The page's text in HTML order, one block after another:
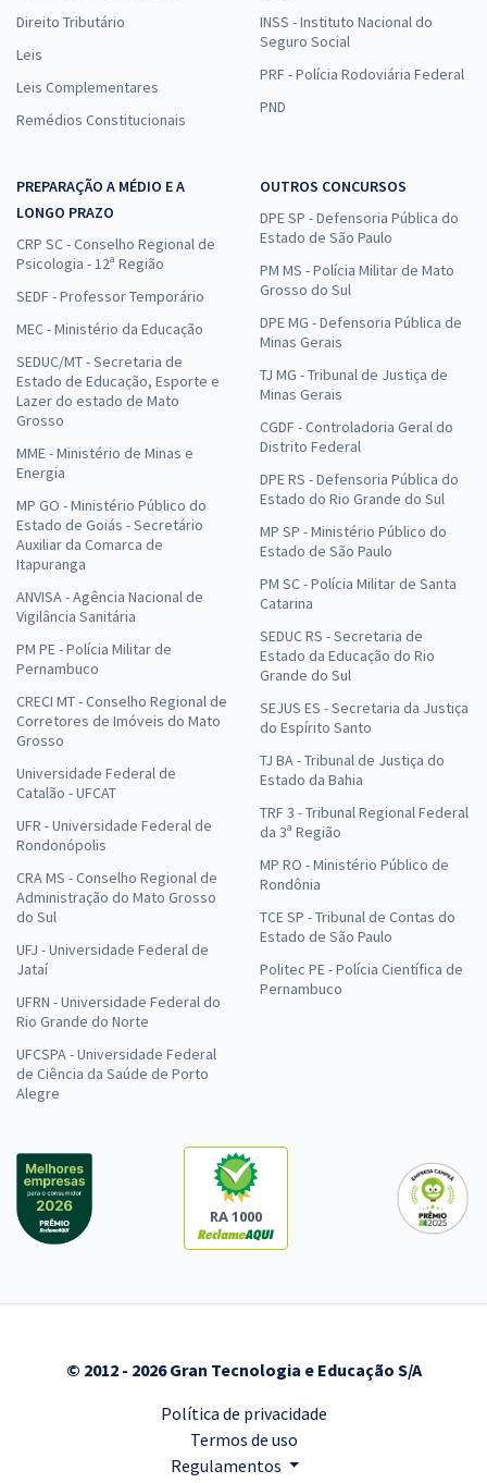
Direito Tributário
Leis
Leis Complementares
Remédios Constitucionais
INSS - Instituto Nacional do
Seguro Social
PRF - Polícia Rodoviária Federal
PND
PREPARAÇÃO A MÉDIO E A
LONGO PRAZO
CRP SC - Conselho Regional de
Psicologia - 12ª Região
SEDF - Professor Temporário
MEC - Ministério da Educação
SEDUC/MT - Secretaria de
Estado de Educação, Esporte e
Lazer do estado de Mato
Grosso
MME - Ministério de Minas e
Energia
MP GO - Ministério Público do
Estado de Goiás - Secretário
Auxiliar da Comarca de
Itapuranga
ANVISA - Agência Nacional de
Vigilância Sanitária
PM PE - Polícia Militar de
Pernambuco
CRECI MT - Conselho Regional de
Corretores de Imóveis do Mato
Grosso
Universidade Federal de
Catalão - UFCAT
UFR - Universidade Federal de
Rondonópolis
CRA MS - Conselho Regional de
Administração do Mato Grosso
do Sul
UFJ - Universidade Federal de
Jataí
UFRN - Universidade Federal do
Rio Grande do Norte
UFCSPA - Universidade Federal
de Ciência da Saúde de Porto
Alegre
OUTROS CONCURSOS
DPE SP - Defensoria Pública do
Estado de São Paulo
PM MS - Polícia Militar de Mato
Grosso do Sul
DPE MG - Defensoria Pública de
Minas Gerais
TJ MG - Tribunal de Justiça de
Minas Gerais
CGDF - Controladoria Geral do
Distrito Federal
DPE RS - Defensoria Pública do
Estado do Rio Grande do Sul
MP SP - Ministério Público do
Estado de São Paulo
PM SC - Polícia Militar de Santa
Catarina
SEDUC RS - Secretaria de
Estado da Educação do Rio
Grande do Sul
SEJUS ES - Secretaria da Justiça
do Espírito Santo
TJ BA - Tribunal de Justiça do
Estado da Bahia
TRF 3 - Tribunal Regional Federal
da 3ª Região
MP RO - Ministério Público de
Rondônia
TCE SP - Tribunal de Contas do
Estado de São Paulo
Politec PE - Polícia Científica de
Pernambuco
RA 1000
© 2012 - 2026 Gran Tecnologia e Educação S/A
Política de privacidade
Termos de uso
Regulamentos